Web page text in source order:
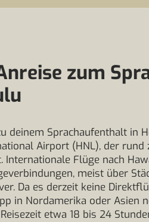
zum
deinem Sprachaufenthalt in
Airport (HNL), der
Internationale Flüge nach
meist über
Da es derzeit keine
in Nordamerika oder Asien
etwa 18 bis 24